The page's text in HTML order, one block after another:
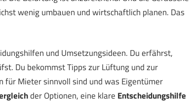
wenig umbauen und wirtschaftlich planen. Das
und Umsetzungsideen. Du erfährst,
Du bekommst Tipps zur Lüftung und zur
für Mieter sinnvoll sind und was Eigentümer
der Optionen, eine klare Entscheidungshilfe